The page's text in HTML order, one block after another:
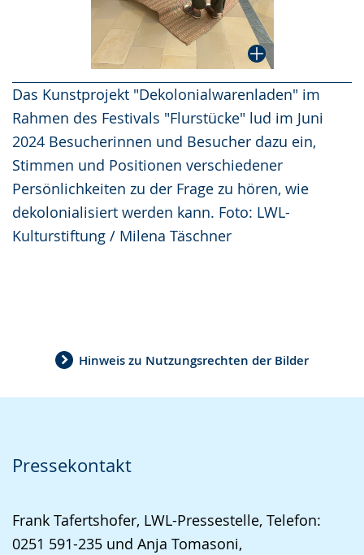
Das Kunstprojekt "Dekolonialwarenladen" im
Rahmen des Festivals "Flurstücke" lud im Juni
2024 Besucherinnen und Besucher dazu ein,
Stimmen und Positionen verschiedener
Persönlichkeiten zu der Frage zu hören, wie
dekolonialisiert werden kann. Foto: LWL-
Kulturstiftung / Milena Täschner
Hinweis zu Nutzungsrechten der Bilder
Pressekontakt
Frank Tafertshofer, LWL-Pressestelle, Telefon:
0251 591-235 und Anja Tomasoni,